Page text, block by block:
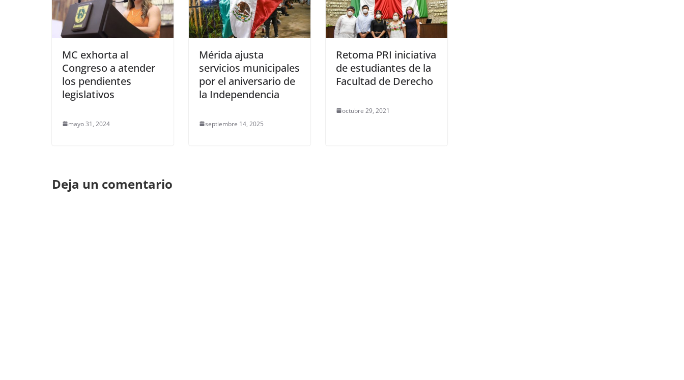
MC exhorta al
Congreso a atender
los pendientes
legislativos
mayo 31, 2024
Mérida ajusta
servicios municipales
por el aniversario de
la Independencia
septiembre 14, 2025
Retoma PRI iniciativa
de estudiantes de la
Facultad de Derecho
octubre 29, 2021
Deja un comentario